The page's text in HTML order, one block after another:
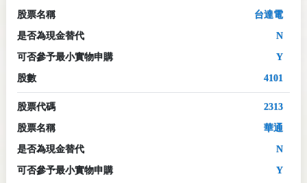
股票名稱 台達電
是否為現金替代 N
可否參予最小實物申購 Y
股數 4101
股票代碼 2313
股票名稱 華通
是否為現金替代 N
可否參予最小實物申購 Y